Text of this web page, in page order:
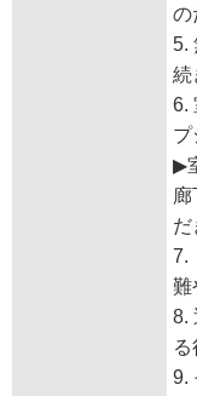
の
5.
続
6.
プ
▶︎
廊
だ
7.
難
8.
る
9.